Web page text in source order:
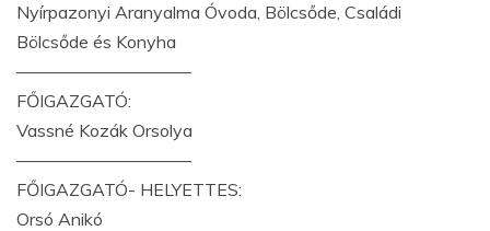
Nyírpazonyi Aranyalma Óvoda, Bölcsőde, Családi
Bölcsőde és Konyha
——————————
FŐIGAZGATÓ:
Vassné Kozák Orsolya
——————————
FŐIGAZGATÓ- HELYETTES:
Orsó Anikó